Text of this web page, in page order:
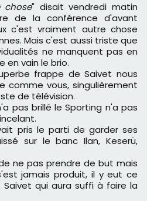
chose" disait vendredi matin
de la conférence d'avant
c'est vraiment autre chose
Mais c'est aussi triste que
ne manquent pas en
en vain le brio.
frappe de Saivet nous
comme vous, singulièrement
de télévision.
pas brillé le Sporting n'a pas
pris le parti de garder ses
sur le banc Ilan, Keserü,
ne pas prendre de but mais
jamais produit, il y eut ce
qui aura suffi à faire la